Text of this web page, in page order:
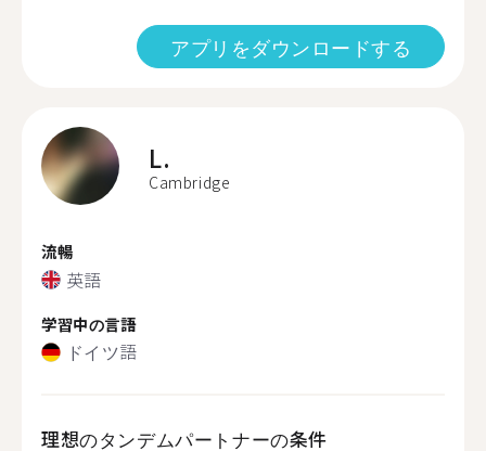
アプリをダウンロードする
L.
Cambridge
流暢
英語
学習中の言語
ドイツ語
理想のタンデムパートナーの条件